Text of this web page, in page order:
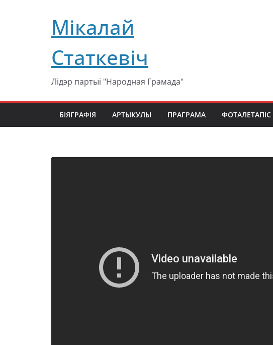
содержимомуМікалай
Статкевіч
Лідэр партыі "Народная Грамада"
БІЯГРАФІЯ АРТЫКУЛЫ ПРАГРАМА ФОТАЛЕТАПІС